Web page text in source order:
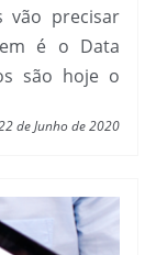
vão precisar
é o Data
são hoje o
de Junho de 2020